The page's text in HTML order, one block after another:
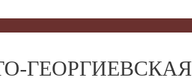
ГЕОРГИЕВСКАЯ